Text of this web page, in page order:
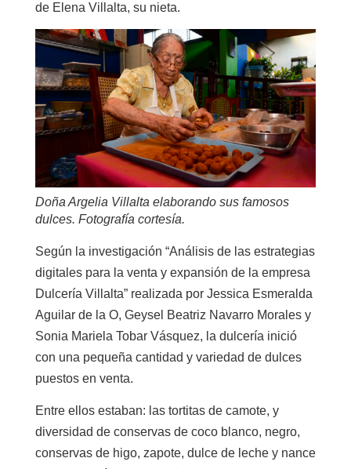
de Elena Villalta, su nieta.
Doña Argelia Villalta elaborando sus famosos
dulces. Fotografía cortesía.
Según la investigación “Análisis de las estrategias
digitales para la venta y expansión de la empresa
Dulcería Villalta” realizada por Jessica Esmeralda
Aguilar de la O, Geysel Beatriz Navarro Morales y
Sonia Mariela Tobar Vásquez, la dulcería inició
con una pequeña cantidad y variedad de dulces
puestos en venta.
Entre ellos estaban: las tortitas de camote, y
diversidad de conservas de coco blanco, negro,
conservas de higo, zapote, dulce de leche y nance